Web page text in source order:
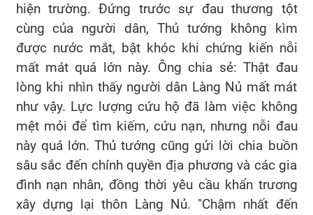
hiện trường. Đứng trước sự đau thương tột
cùng của người dân, Thủ tướng không kìm
được nước mắt, bật khóc khi chứng kiến nỗi
mất mát quá lớn này. Ông chia sẻ: Thật đau
lòng khi nhìn thấy người dân Làng Nủ mất mát
như vậy. Lực lượng cứu hộ đã làm việc không
mệt mỏi để tìm kiếm, cứu nạn, nhưng nỗi đau
này quá lớn. Thủ tướng cũng gửi lời chia buồn
sâu sắc đến chính quyền địa phương và các gia
đình nạn nhân, đồng thời yêu cầu khẩn trương
xây dựng lại thôn Làng Nủ. "Chậm nhất đến